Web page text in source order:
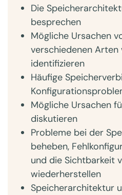
Die
besprechen
Mögliche Ursachen
verschiedenen
identifizieren
Häufige
Mögliche Ursachen
diskutieren
Probleme bei der
beheben,
und die Sichtbarkeit
wiederherstellen
Speicherarchitektur